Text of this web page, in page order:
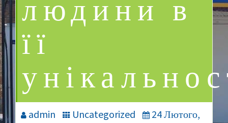
людини в
її
admin Uncategorized
24 Лютого,